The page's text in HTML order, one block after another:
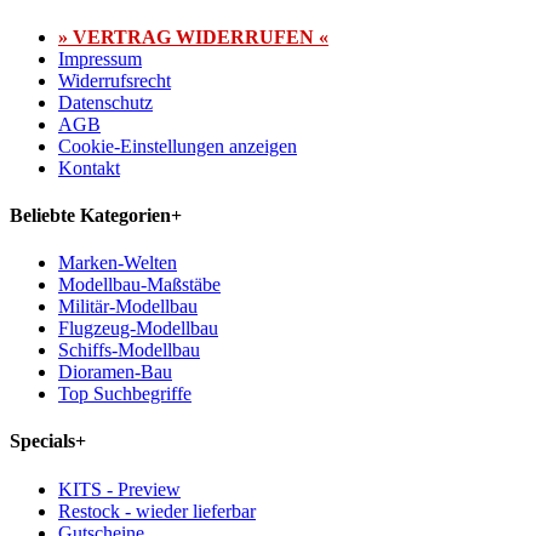
» VERTRAG WIDERRUFEN «
Impressum
Widerrufsrecht
Datenschutz
AGB
Cookie-Einstellungen anzeigen
Kontakt
Beliebte Kategorien+
Marken-Welten
Modellbau-Maßstäbe
Militär-Modellbau
Flugzeug-Modellbau
Schiffs-Modellbau
Dioramen-Bau
Top Suchbegriffe
Specials+
KITS - Preview
Restock - wieder lieferbar